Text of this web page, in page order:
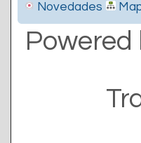
Novedades
Powered